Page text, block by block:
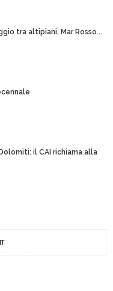
tra altipiani, Mar Rosso...
il CAI richiama alla